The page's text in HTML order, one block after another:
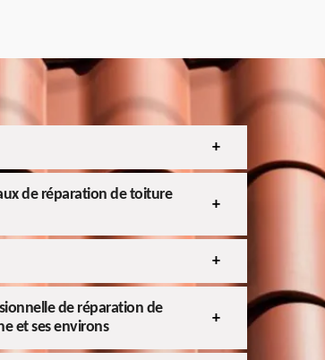
de réparation de toiture
de réparation de
et ses environs